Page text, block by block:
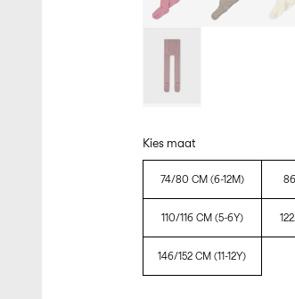
Kies maat
74/80 CM (6-12M)
110/116 CM (5-6Y)
146/152 CM (11-12Y)